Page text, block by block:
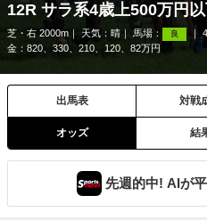
12R サラ系4歳上500万円
芝・右 2000m 天気： 晴 馬場： 良
金：820、330、210、120、82万円
出馬表 対戦
オッズ 結
先週的中! AIが